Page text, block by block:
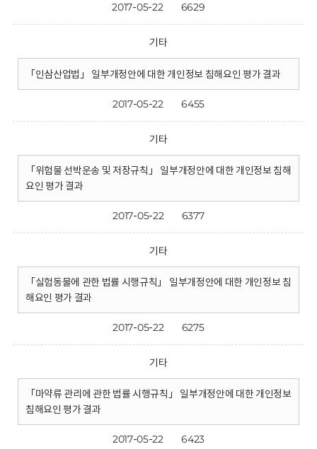
2017-05-22 6629
기타
「인삼산업법」 일부개정안에 대한 개인정보 침해요인 평가 결과
2017-05-22 6455
기타
「위험물 선박운송 및 저장규칙」 일부개정안에 대한 개인정보 침해
요인 평가 결과
2017-05-22 6377
기타
「실험동물에 관한 법률 시행규칙」 일부개정안에 대한 개인정보 침
해요인 평가 결과
2017-05-22 6275
기타
「마약류 관리에 관한 법률 시행규칙」 일부개정안에 대한 개인정보
침해요인 평가 결과
2017-05-22 6423